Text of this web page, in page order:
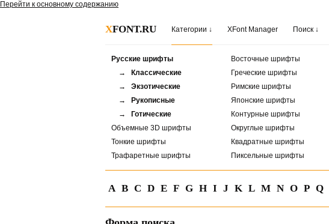
Перейти к основному содержанию
XFONT.RU Категории ↓ XFont Manager Поиск ↓
Русские шрифты
→ Классические
→ Экзотические
→ Рукописные
→ Готические
Объемные 3D шрифты
Тонкие шрифты
Трафаретные шрифты
Восточные шрифты
Греческие шрифты
Римские шрифты
Японские шрифты
Контурные шрифты
Округлые шрифты
Квадратные шрифты
Пиксельные шрифты
A B C D E F G H I J K L M N O P Q